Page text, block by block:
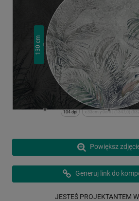
130
cm
x:33cm y:0cm | (1347,0)
104 dpi
Powiększ
Generuj link do
JESTEŚ PROJEKTANTEM